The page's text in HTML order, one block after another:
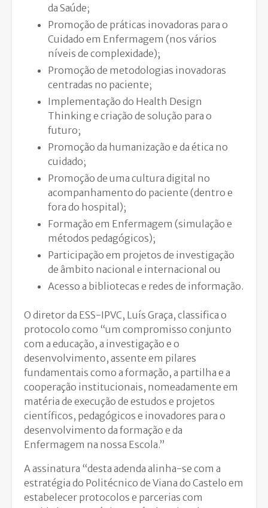
da Saúde;
Promoção de práticas inovadoras para o
Cuidado em Enfermagem (nos vários
níveis de complexidade);
Promoção de metodologias inovadoras
centradas no paciente;
Implementação do Health Design
Thinking e criação de solução para o
futuro;
Promoção da humanização e da ética no
cuidado;
Promoção de uma cultura digital no
acompanhamento do paciente (dentro e
fora do hospital);
Formação em Enfermagem (simulação e
métodos pedagógicos);
Participação em projetos de investigação
de âmbito nacional e internacional ou
Acesso a bibliotecas e redes de informação.
O diretor da ESS-IPVC, Luís Graça, classifica o
protocolo como “um compromisso conjunto
com a educação, a investigação e o
desenvolvimento, assente em pilares
fundamentais como a formação, a partilha e a
cooperação institucionais, nomeadamente em
matéria de execução de estudos e projetos
científicos, pedagógicos e inovadores para o
desenvolvimento da formação e da
Enfermagem na nossa Escola.”
A assinatura “desta adenda alinha-se com a
estratégia do Politécnico de Viana do Castelo em
estabelecer protocolos e parcerias com